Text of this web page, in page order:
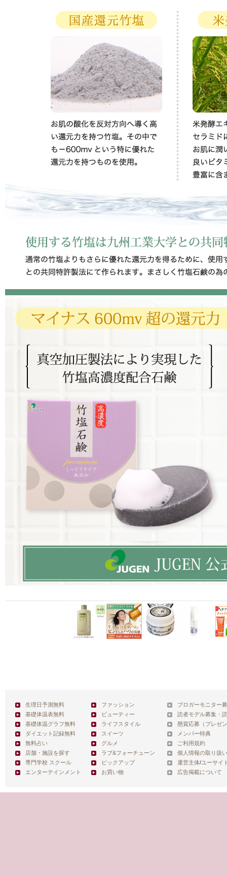
生理日予測無料
基礎体温表無料
基礎体温グラフ無料
ダイエット記録無料
無料占い
店舗・施設を探す
専門学校 スクール
エンターテインメント
ファッション
ビューティー
ライフスタイル
スイーツ
グルメ
ラブ&フォーチューン
ピックアップ
お買い物
ブロガーモニター
読者モデル募集・
懸賞応募（プレゼ
メンバー特典
ご利用規約
個人情報の取り扱
運営主体/ユーサイ
広告掲載について